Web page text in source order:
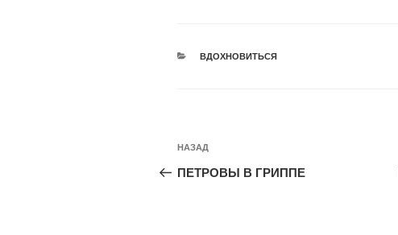
РУБРИКИ
ВДОХНОВИТЬСЯ
Навигация
по
Предыдущая
запись:
НАЗАД
ПЕТРОВЫ В ГРИППЕ